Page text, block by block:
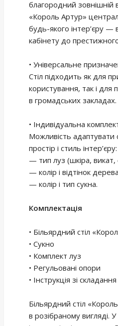
благородний зовнішній
«Король Артур»
будь-якого інтер’єру —
кабінету до
• Універсальне
Стіл підходить як для
користування, так і для
в громадських закладах.
• Індивідуальна
Можливість адаптувати
простір і стиль інтер’єру:
— тип луз (шкіра, викат,
— колір і відтінок
— колір і тип сукна.
Комплектація
• Більярдний стіл
• Сукно
• Комплект луз
• Регульовані опори
• Інструкція зі складання
Більярдний стіл
в розібраному вигляді.